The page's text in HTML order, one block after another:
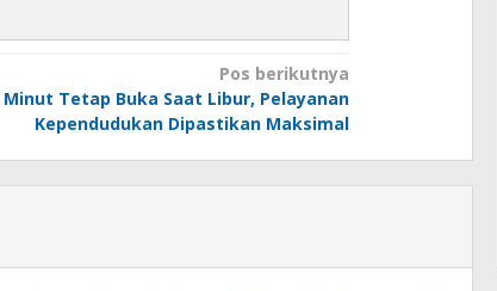
Pos berikutnya
Minut Tetap Buka Saat Libur, Pelayanan
Kependudukan Dipastikan Maksimal